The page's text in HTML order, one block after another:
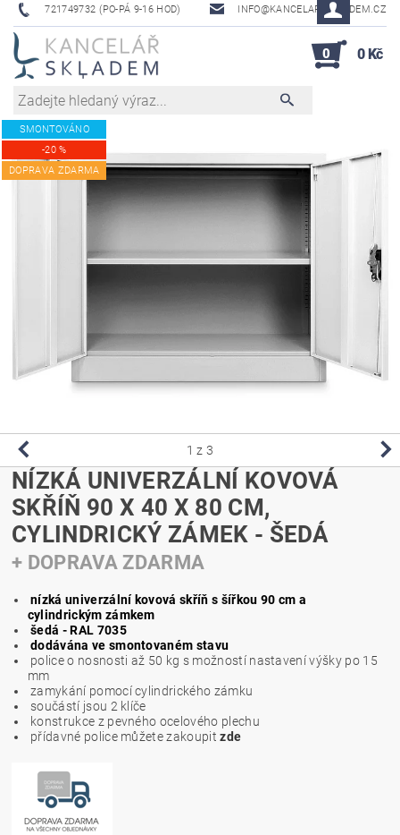
721749732 (PO-PÁ 9-16 HOD) INFO@KANCELAR-SKLADEM.CZ
0 0 Kč
SMONTOVÁNO
-20 %
DOPRAVA ZDARMA
1 z 3
NÍZKÁ UNIVERZÁLNÍ KOVOVÁ
SKŘÍŇ 90 X 40 X 80 CM,
CYLINDRICKÝ ZÁMEK - ŠEDÁ
+ DOPRAVA ZDARMA
nízká univerzální kovová skříň s šířkou 90 cm a
cylindrickým zámkem
šedá - RAL 7035
dodávána ve smontovaném stavu
police o nosnosti až 50 kg s možností nastavení výšky po 15
mm
zamykání pomocí cylindrického zámku
součástí jsou 2 klíče
konstrukce z pevného ocelového plechu
přídavné police můžete zakoupit zde